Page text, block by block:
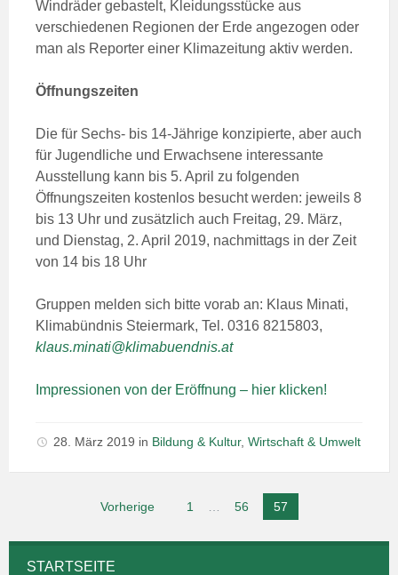
Windräder gebastelt, Kleidungsstücke aus
verschiedenen Regionen der Erde angezogen oder
man als Reporter einer Klimazeitung aktiv werden.
Öffnungszeiten
Die für Sechs- bis 14-Jährige konzipierte, aber auch
für Jugendliche und Erwachsene interessante
Ausstellung kann bis 5. April zu folgenden
Öffnungszeiten kostenlos besucht werden: jeweils 8
bis 13 Uhr und zusätzlich auch Freitag, 29. März,
und Dienstag, 2. April 2019, nachmittags in der Zeit
von 14 bis 18 Uhr
Gruppen melden sich bitte vorab an: Klaus Minati,
Klimabündnis Steiermark, Tel. 0316 8215803,
klaus.minati@klimabuendnis.at
Impressionen von der Eröffnung – hier klicken!
28. März 2019 in Bildung & Kultur, Wirtschaft & Umwelt
Seitennummerierung
Beiträge
Vorherige 1 56 57
STARTSEITE